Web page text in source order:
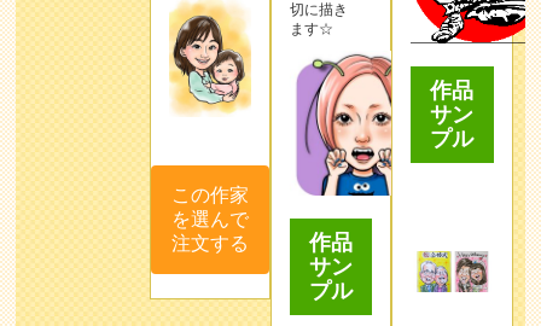
この作家
を選んで
注文する
切に描き
ます☆
作品
サン
プル
作品
サン
プル